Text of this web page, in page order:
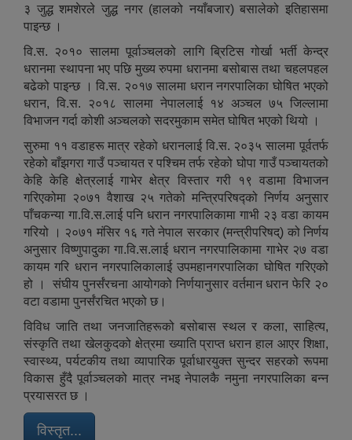
३ जुद्ध शमशेरले जुद्ध नगर (हालको नयाँबजार) बसालेको इतिहासमा
पाइन्छ ।
वि.स. २०१० सालमा पूर्वाञ्चलको लागि ब्रिटिस गोर्खा भर्ती केन्द्र
धरानमा स्थापना भए पछि मुख्य रुपमा धरानमा बसोबास तथा चहलपहल
बढेको पाइन्छ । वि.स. २०१७ सालमा धरान नगरपालिका घोषित भएको
धरान, वि.स. २०१८ सालमा नेपाललाई १४ अञ्चल ७५ जिल्लामा
विभाजन गर्दा कोशी अञ्चलको सदरमुकाम समेत घोषित भएको थियो ।
सुरुमा ११ वडाहरू मात्र रहेको धरानलाई वि.स. २०३५ सालमा पूर्वतर्फ
रहेको बाँझगरा गाउँ पञ्चायत र पश्चिम तर्फ रहेको घोपा गाउँ पञ्चायतको
केहि केहि क्षेत्रलाई गाभेर क्षेत्र विस्तार गरी १९ वडामा विभाजन
गरिएकोमा २०७१ वैशाख २५ गतेको मन्त्रिपरिषद्को निर्णय अनुसार
पाँचकन्या गा.वि.स.लाई पनि धरान नगरपालिकामा गाभी २३ वडा कायम
गरियो । २०७१ मंसिर १६ गते नेपाल सरकार (मन्त्रीपरिषद्) को निर्णय
अनुसार विष्णुपादुका गा.वि.स.लाई धरान नगरपालिकामा गाभेर २७ वडा
कायम गरि धरान नगरपालिकालाई उपमहानगरपालिका घोषित गरिएको
हो । संघीय पुनर्संरचना आयोगको निर्णयानुसार वर्तमान धरान फेरि २०
वटा वडामा पुनर्संरचित भएको छ।
विविध जाति तथा जनजातिहरूको बसोबास स्थल र कला, साहित्य,
संस्कृति तथा खेलकुदको क्षेत्रमा ख्याति प्राप्त धरान हाल आएर शिक्षा,
स्वास्थ्य, पर्यटकीय तथा व्यापारिक पूर्वाधारयुक्त सुन्दर सहरको रूपमा
विकास हुँदै पूर्वाञ्चलको मात्र नभइ नेपालकै नमुना नगरपालिका बन्न
प्रयासरत छ ।
विस्तृत...